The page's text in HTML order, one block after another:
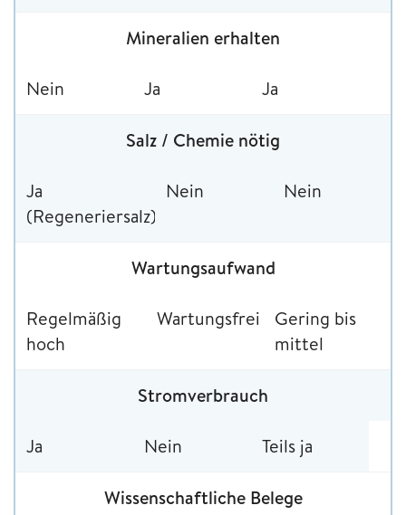
Mineralien erhalten
Nein Ja Ja
Salz / Chemie nötig
Ja
(Regeneriersalz)
Nein Nein
Wartungsaufwand
Regelmäßig
hoch
Wartungsfrei
Gering bis
mittel
Stromverbrauch
Ja Nein Teils ja
Wissenschaftliche Belege